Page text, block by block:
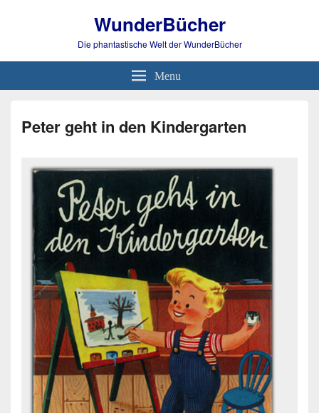
WunderBücher
Die phantastische Welt der WunderBücher
Menu
Peter geht in den Kindergarten